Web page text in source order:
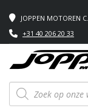
JOPPEN MOTOREN
+31 40 206 20 33
Producten
zoeken